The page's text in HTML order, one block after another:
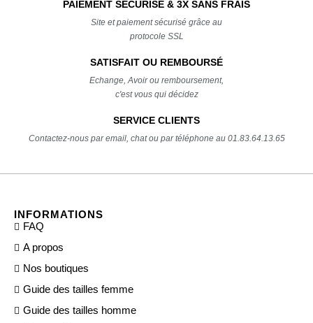
PAIEMENT SÉCURISÉ & 3X SANS FRAIS
Site et paiement sécurisé grâce au
protocole SSL
SATISFAIT OU REMBOURSÉ
Echange, Avoir ou remboursement,
c'est vous qui décidez
SERVICE CLIENTS
Contactez-nous par email, chat ou par téléphone au 01.83.64.13.65
INFORMATIONS
FAQ
A propos
Nos boutiques
Guide des tailles femme
Guide des tailles homme